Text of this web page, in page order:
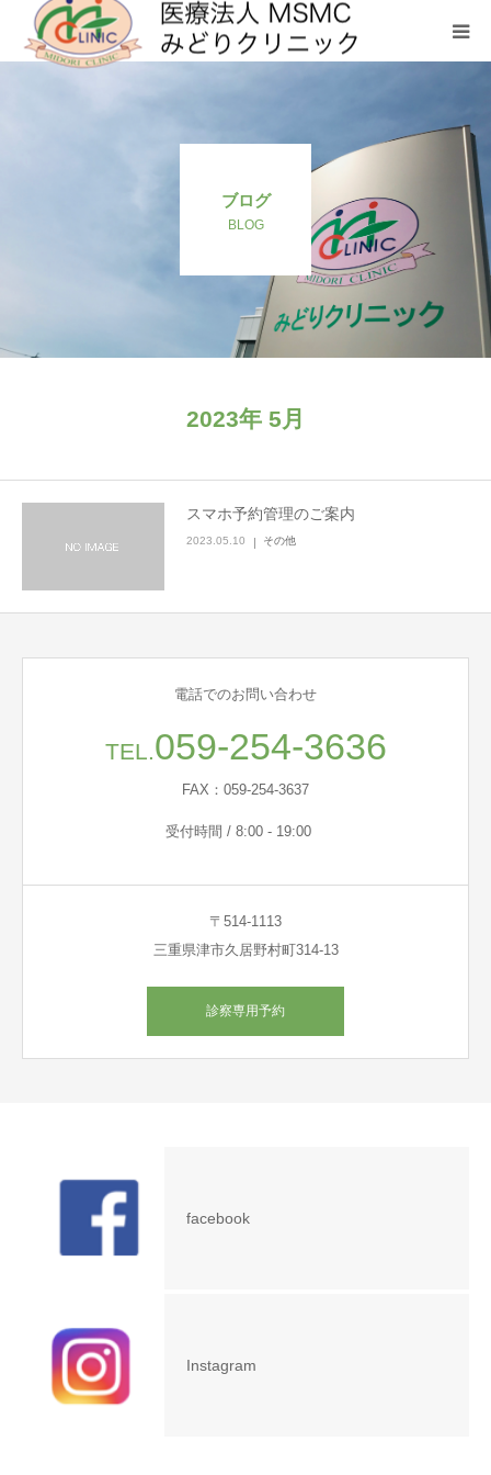
ブログ
BLOG
2023年 5月
スマホ予約管理のご案内
2023.05.10 その他
電話でのお問い合わせ
TEL.059-254-3636
FAX：059-254-3637
受付時間 / 8:00 - 19:00
〒514-1113
三重県津市久居野村町314-13
診察専用予約
facebook
Instagram
メディカルフィットネス SHL